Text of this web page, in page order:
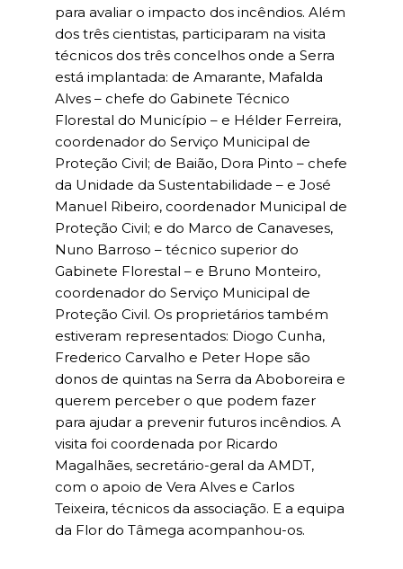
para avaliar o impacto dos incêndios. Além
dos três cientistas, participaram na visita
técnicos dos três concelhos onde a Serra
está implantada: de Amarante, Mafalda
Alves – chefe do Gabinete Técnico
Florestal do Município – e Hélder Ferreira,
coordenador do Serviço Municipal de
Proteção Civil; de Baião, Dora Pinto – chefe
da Unidade da Sustentabilidade – e José
Manuel Ribeiro, coordenador Municipal de
Proteção Civil; e do Marco de Canaveses,
Nuno Barroso – técnico superior do
Gabinete Florestal – e Bruno Monteiro,
coordenador do Serviço Municipal de
Proteção Civil. Os proprietários também
estiveram representados: Diogo Cunha,
Frederico Carvalho e Peter Hope são
donos de quintas na Serra da Aboboreira e
querem perceber o que podem fazer
para ajudar a prevenir futuros incêndios. A
visita foi coordenada por Ricardo
Magalhães, secretário-geral da AMDT,
com o apoio de Vera Alves e Carlos
Teixeira, técnicos da associação. E a equipa
da Flor do Tâmega acompanhou-os.